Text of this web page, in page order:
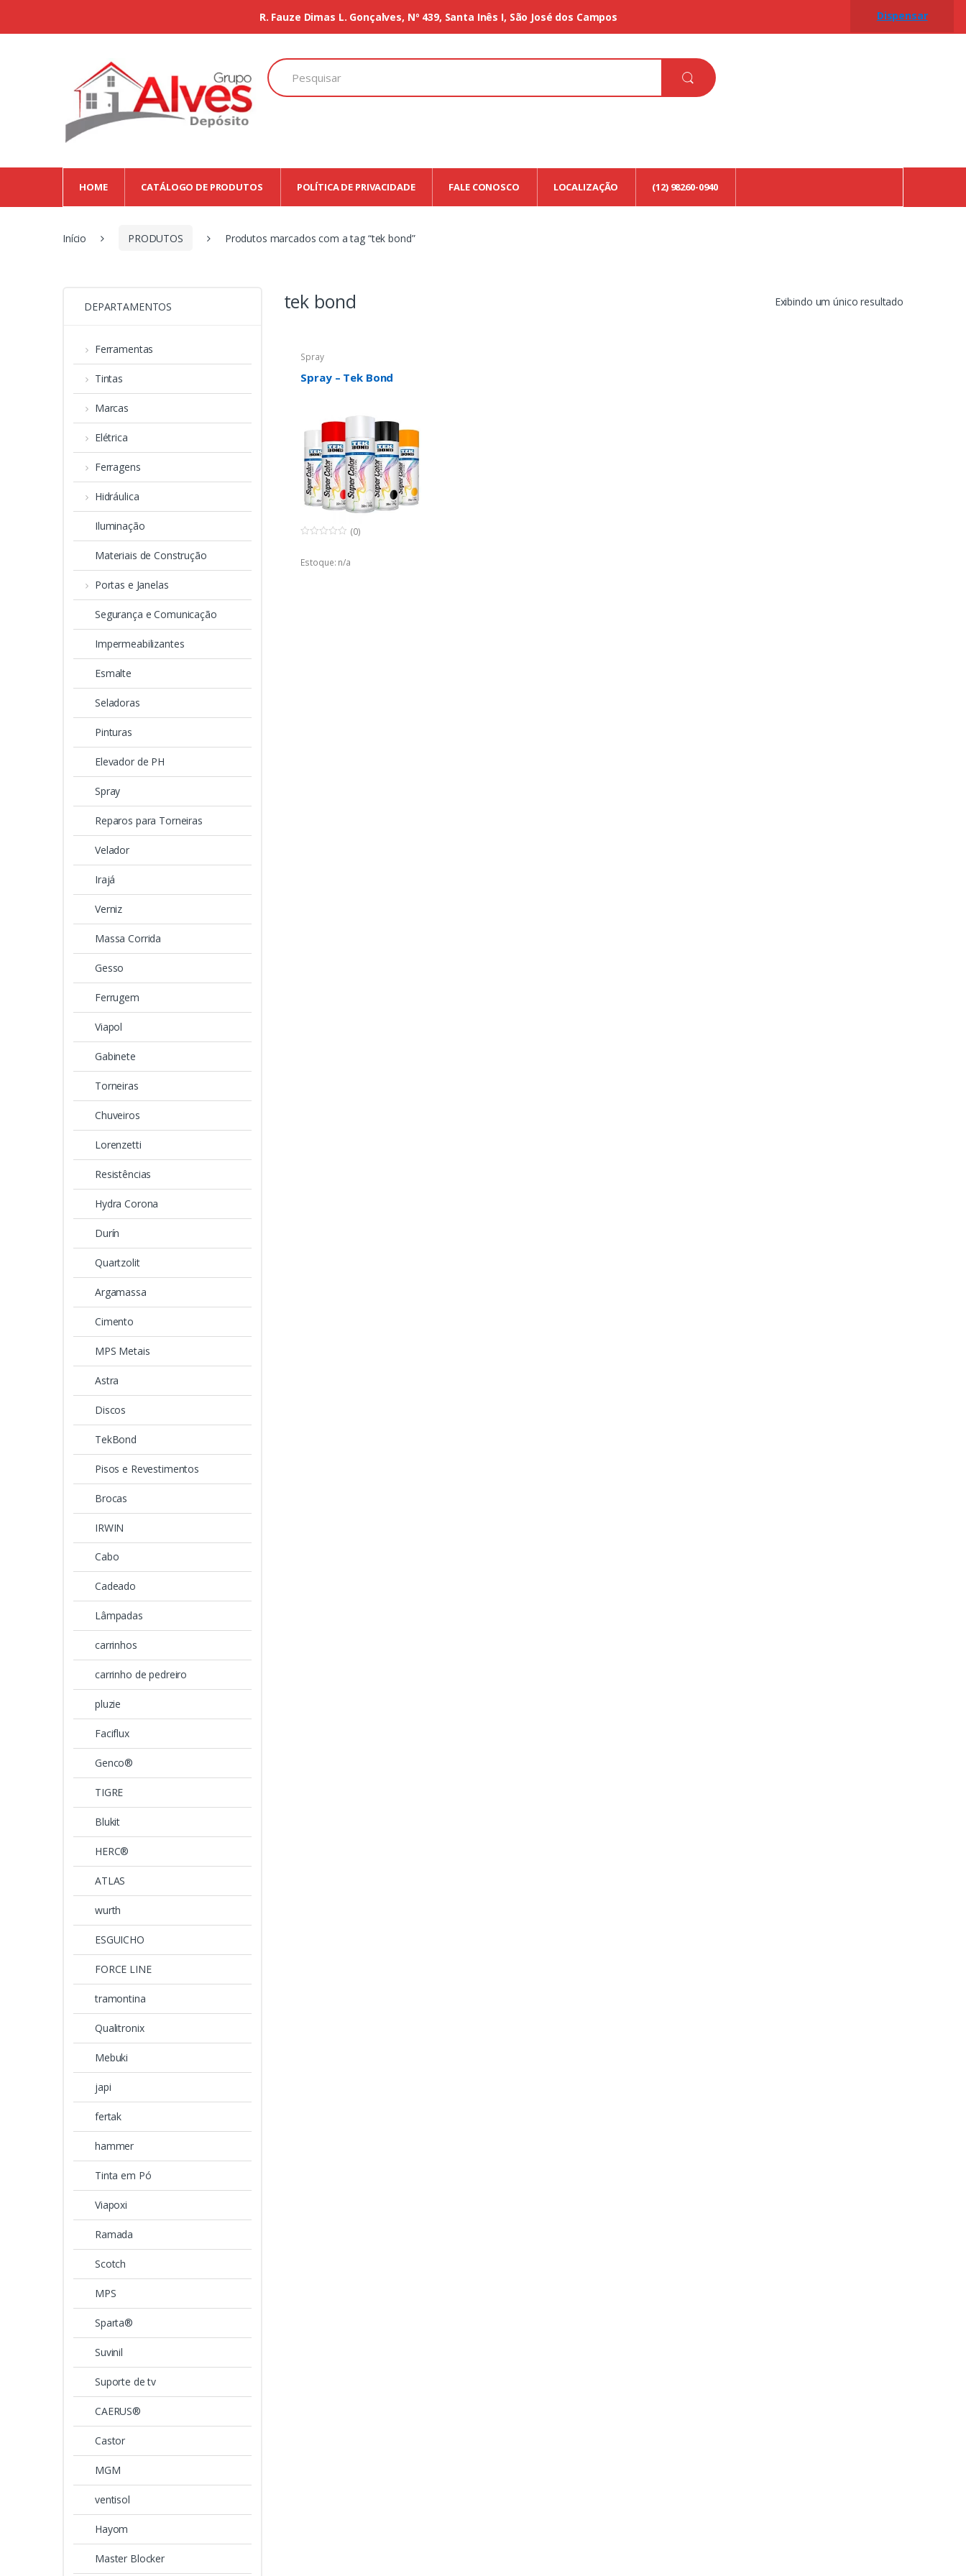
Search
for:
HOME CATÁLOGO DE PRODUTOS POLÍTICA DE PRIVACIDADE FALE CONOSCO LOCALIZAÇÃO (12) 98260-0940
Início PRODUTOS Produtos marcados com a tag “tek bond”
tek bond Exibindo um único resultado
Spray
Spray – Tek Bond
u
(0)
Estoque: n/a
DEPARTAMENTOS
Ferramentas
Tintas
Marcas
Elétrica
Ferragens
Hidráulica
Iluminação
Materiais de Construção
Portas e Janelas
Segurança e Comunicação
Impermeabilizantes
Esmalte
Seladoras
Pinturas
Elevador de PH
Spray
Reparos para Torneiras
Velador
Irajá
Verniz
Massa Corrida
Gesso
Ferrugem
Viapol
Gabinete
Torneiras
Chuveiros
Lorenzetti
Resistências
Hydra Corona
Durín
Quartzolit
Argamassa
Cimento
MPS Metais
Astra
Discos
TekBond
Pisos e Revestimentos
Brocas
IRWIN
Cabo
Cadeado
Lâmpadas
carrinhos
carrinho de pedreiro
pluzie
Faciflux
Genco®
TIGRE
Blukit
HERC®
ATLAS
wurth
ESGUICHO
FORCE LINE
tramontina
Qualitronix
Mebuki
japi
fertak
hammer
Tinta em Pó
Viapoxi
Ramada
Scotch
MPS
Sparta®
Suvinil
Suporte de tv
CAERUS®
Castor
MGM
ventisol
Hayom
Master Blocker
R. Fauze Dimas L. Gonçalves, Nº 439, Santa Inês I, São José dos Campos Dispensar